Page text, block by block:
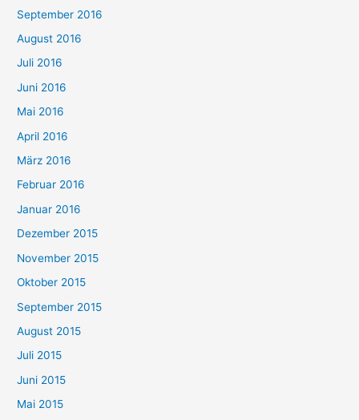
September 2016
August 2016
Juli 2016
Juni 2016
Mai 2016
April 2016
März 2016
Februar 2016
Januar 2016
Dezember 2015
November 2015
Oktober 2015
September 2015
August 2015
Juli 2015
Juni 2015
Mai 2015